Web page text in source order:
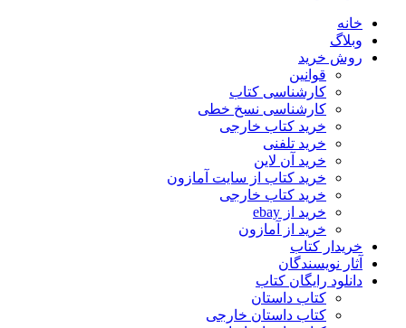
خانه
وبلاگ
روش خرید
قوانین
کارشناسی کتاب
کارشناسی نسخ خطی
خرید کتاب خارجی
خرید تلفنی
خرید آن لاین
خرید کتاب از سایت آمازون
خرید کتاب خارجی
خرید از ebay
خرید از آمازون
خریدار کتاب
آثار نویسندگان
دانلود رایگان کتاب
کتاب داستان
کتاب داستان خارجی